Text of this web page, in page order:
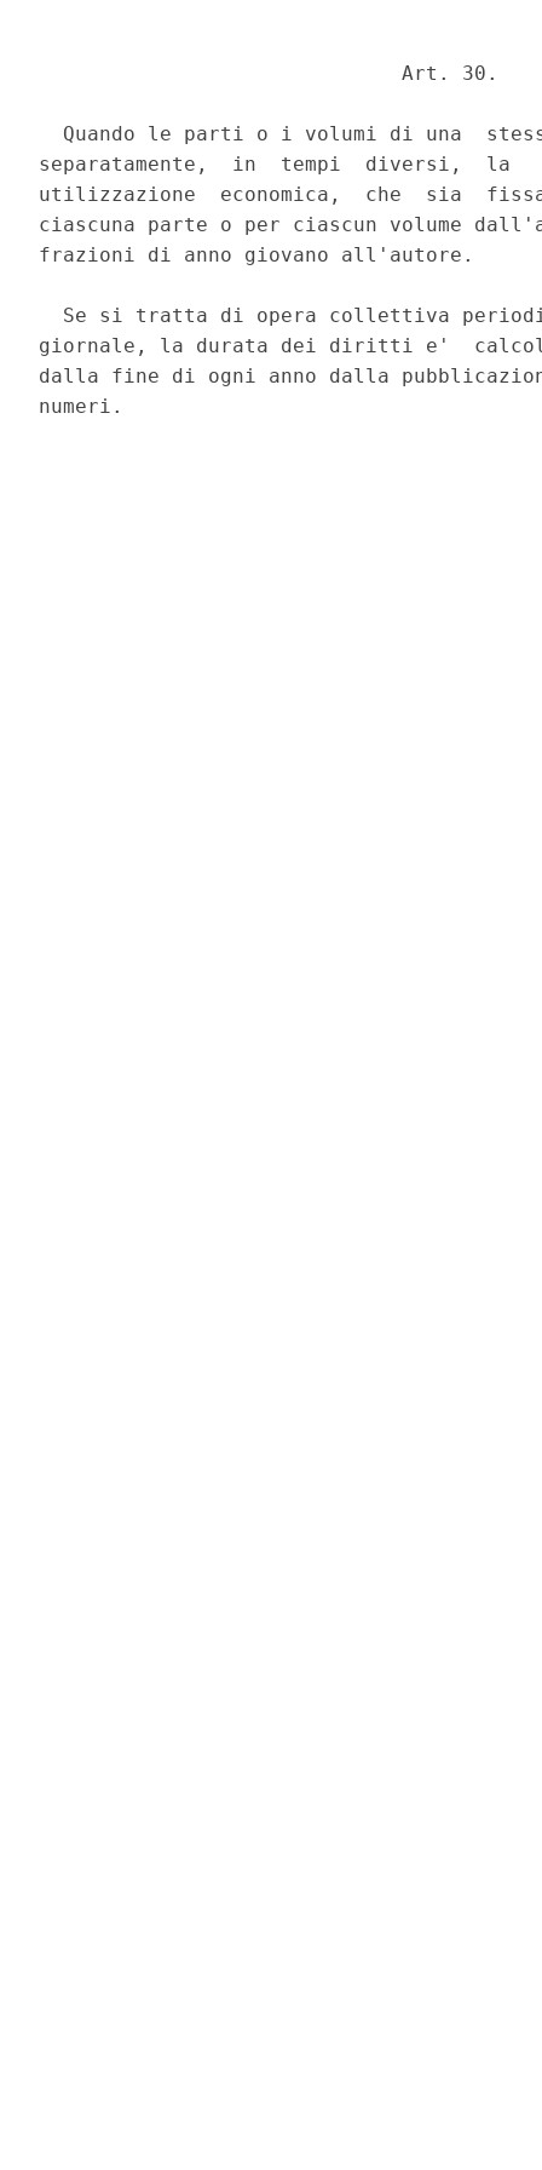
                              Art. 30.
Quando le parti o i volumi di una
separatamente,  in  tempi  diversi,
utilizzazione  economica,  che  sia
ciascuna parte o per ciascun volume
frazioni di anno giovano all'autore.
Se si tratta di opera collettiva
giornale, la durata dei diritti e'
dalla fine di ogni anno dalla